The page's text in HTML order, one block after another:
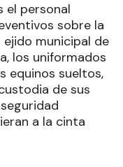
el personal
sobre la
ejido municipal de
los uniformados
equinos sueltos,
de sus
a la cinta